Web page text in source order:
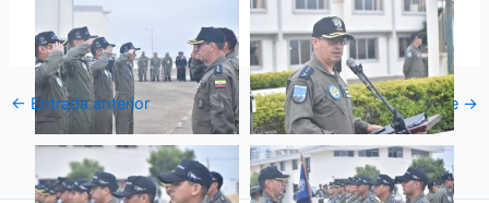
← Entrada anterior Entrada siguiente →